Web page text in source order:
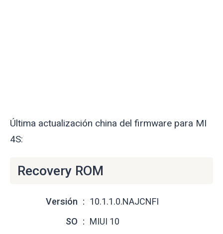
Última actualización china del firmware para MI
4S:
Recovery ROM
Versión
10.1.1.0.NAJCNFI
SO
MIUI 10